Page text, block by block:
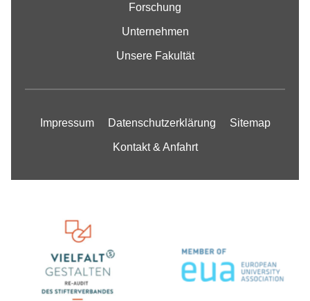
Forschung
Unternehmen
Unsere Fakultät
Impressum Datenschutzerklärung Sitemap
Kontakt & Anfahrt